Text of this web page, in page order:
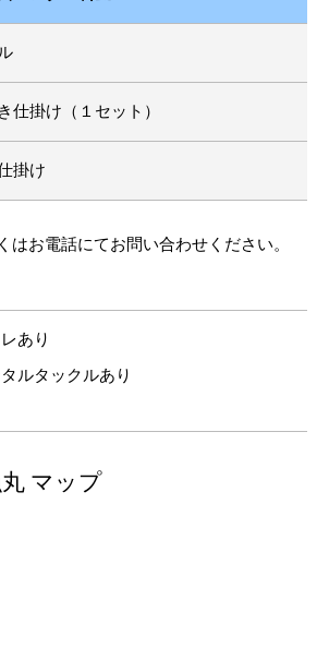
仕掛け（１セット）
掛け
はお電話にてお問い合わせください。
あり
ルタックルあり
マップ